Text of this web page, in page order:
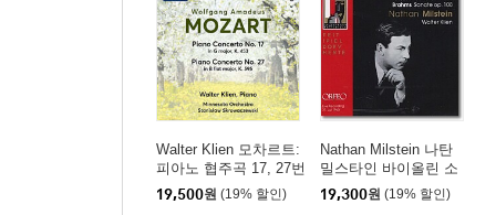
Walter Klien 모차르트:
피아노 협주곡 17, 27번
(Mozart: Piano Concert
os Nos. 17 & 27
19,500원 (19% 할인)
Nathan Milstein 나탄
밀스타인 바이올린 소
나타 - 비발디 / 바흐 /
모차르트 / 브람스
19,300원 (19% 할인)